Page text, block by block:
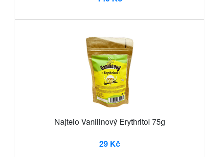
Najtelo Vanilinový Erythritol 75g
29 Kč